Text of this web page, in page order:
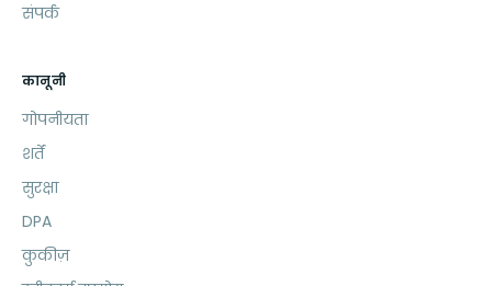
संपर्क
कानूनी
गोपनीयता
शर्तें
सुरक्षा
DPA
कुकीज़